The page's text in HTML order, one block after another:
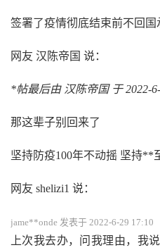
签署了疫情彻底结束前不回国
网友 汉陈帝国 说：
*帖最后由 汉陈帝国 于 2022-
那这辈子别回来了
坚持防疫100年不动摇 坚持**
网友 shelizi1 说：
jame**onde 发表于 2022-6-29 17:10
上次我去办，问我理由，我